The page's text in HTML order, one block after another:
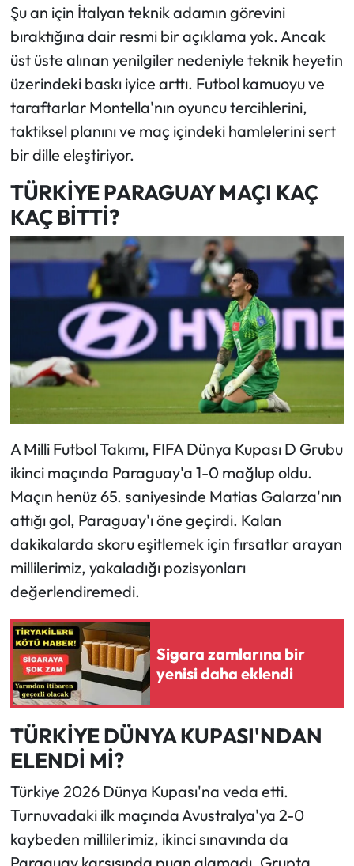
Şu an için İtalyan teknik adamın görevini
bıraktığına dair resmi bir açıklama yok. Ancak
üst üste alınan yenilgiler nedeniyle teknik heyetin
üzerindeki baskı iyice arttı. Futbol kamuoyu ve
taraftarlar Montella'nın oyuncu tercihlerini,
taktiksel planını ve maç içindeki hamlelerini sert
bir dille eleştiriyor.
TÜRKİYE PARAGUAY MAÇI KAÇ
KAÇ BİTTİ?
A Milli Futbol Takımı, FIFA Dünya Kupası D Grubu
ikinci maçında Paraguay'a 1-0 mağlup oldu.
Maçın henüz 65. saniyesinde Matias Galarza'nın
attığı gol, Paraguay'ı öne geçirdi. Kalan
dakikalarda skoru eşitlemek için fırsatlar arayan
millilerimiz, yakaladığı pozisyonları
değerlendiremedi.
Sigara zamlarına bir
yenisi daha eklendi
TÜRKİYE DÜNYA KUPASI'NDAN
ELENDİ Mİ?
Türkiye 2026 Dünya Kupası'na veda etti.
Turnuvadaki ilk maçında Avustralya'ya 2-0
kaybeden millilerimiz, ikinci sınavında da